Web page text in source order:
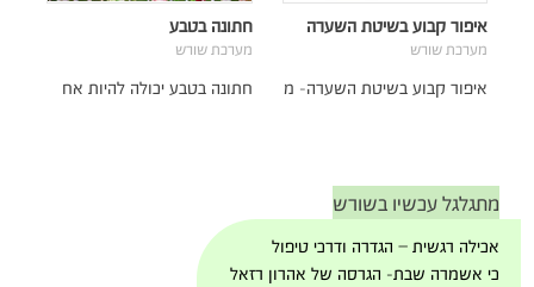
איפור קבוע בשיטת השערה
מערכת שורש
איפור קבוע בשיטת השערה- מ
חתונה בטבע
מערכת שורש
חתונה בטבע יכולה להיות אח
מתגלגל עכשיו בשורש
אכילה רגשית – הגדרה ודרכי טיפול
כי אשמרה שבת- הגרסה של אהרון רזאל